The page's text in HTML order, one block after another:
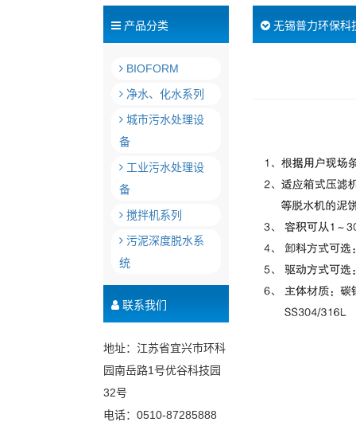
产品分类
BIOFORM
净水、化水系列
城市污水处理设
备
工业污水处理设
备
搅拌机系列
污泥深度脱水系
统
联系我们
地址：江苏省宜兴市环科
园南岳路1号优谷科技园
32号
电话：0510-87285888
无锡普力环保科